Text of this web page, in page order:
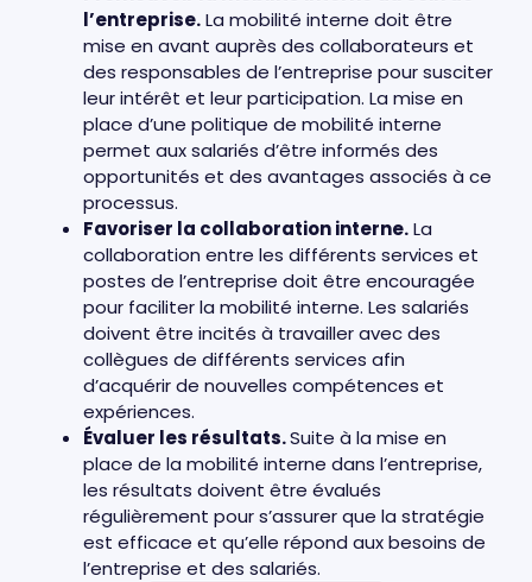
l’entreprise.La mobilité interne doit être
mise en avant auprès des collaborateurs et
des responsables de l’entreprise pour susciter
leur intérêt et leur participation. La mise en
place d’une politique de mobilité interne
permet aux salariés d’être informés des
opportunités et des avantages associés à ce
processus.
Favoriser la collaboration interne.La
collaboration entre les différents services et
postes de l’entreprise doit être encouragée
pour faciliter la mobilité interne. Les salariés
doivent être incités à travailler avec des
collègues de différents services afin
d’acquérir de nouvelles compétences et
expériences.
Évaluer les résultats.Suite à la mise en
place de la mobilité interne dans l’entreprise,
les résultats doivent être évalués
régulièrement pour s’assurer que la stratégie
est efficace et qu’elle répond aux besoins de
l’entreprise et des salariés.